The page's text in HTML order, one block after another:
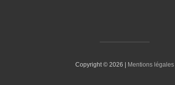
Copyright © 2026 | Mentions légales